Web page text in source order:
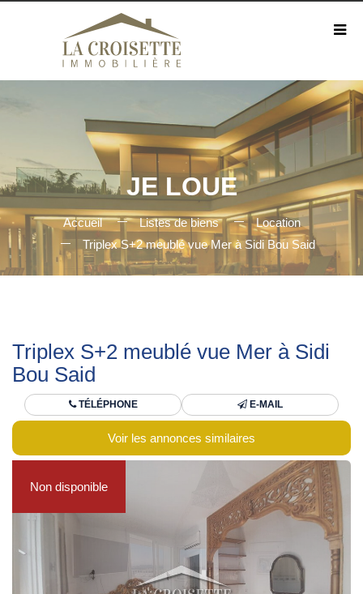
JE LOUE
Accueil Listes de biens
Location
Triplex S+2 meublé vue Mer à Sidi Bou Said
Triplex S+2 meublé vue Mer à Sidi
Bou Said
TÉLÉPHONE E-MAIL
Voir les annonces similaires
Non disponible